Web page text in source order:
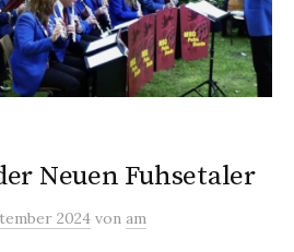
Neuen Fuhsetaler
2024 von am